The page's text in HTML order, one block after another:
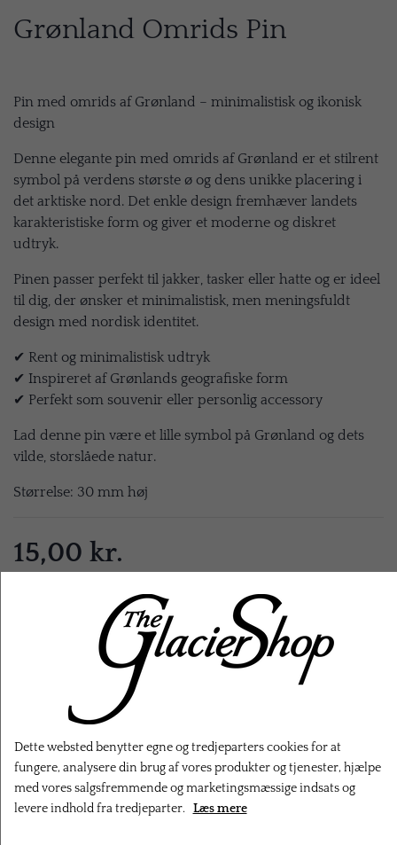
Grønland Omrids Pin
Pin med omrids af Grønland – minimalistisk og ikonisk
design
Denne elegante pin med omrids af Grønland er et stilrent
symbol på verdens største ø og dens unikke placering i
det arktiske nord. Det enkle design fremhæver landets
karakteristiske form og giver et moderne og diskret
udtryk.
Pinen passer perfekt til jakker, tasker eller hatte og er ideel
til dig, der ønsker et minimalistisk, men meningsfuldt
design med nordisk identitet.
✔ Rent og minimalistisk udtryk
✔ Inspireret af Grønlands geografiske form
✔ Perfekt som souvenir eller personlig accessory
Lad denne pin være et lille symbol på Grønland og dets
vilde, storslåede natur.
Størrelse: 30 mm høj
15,00 kr.
LÆG I KURV
Dette websted benytter egne og tredjeparters cookies for at
fungere, analysere din brug af vores produkter og tjenester, hjælpe
med vores salgsfremmende og marketingsmæssige indsats og
levere indhold fra tredjeparter. Læs mere